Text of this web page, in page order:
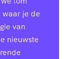
je de
van
nieuwste